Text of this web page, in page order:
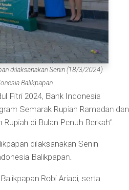
dilaksanakan Senin (18/3/2024).
Balikpapan.
Fitri 2024, Bank Indonesia
Semarak Rupiah Ramadan dan
di Bulan Penuh Berkah”.
dilaksanakan Senin
Balikpapan.
Robi Ariadi, serta